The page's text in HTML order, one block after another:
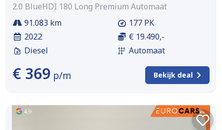
2.0 BlueHDI 180 Long Premium Automaat
91.083 km
2022
Diesel
177 PK
€ 19.490,-
Automaat
€ 369 p/m Bekijk deal